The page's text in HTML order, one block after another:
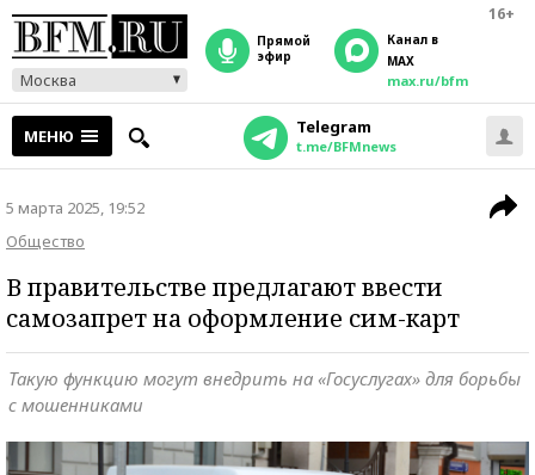
16+
Москва
прямой
эфир
Канал в
MAX
max.ru/bfm
МЕНЮ Telegram
t.me/BFMnews
5 марта 2025, 19:52
Общество
В правительстве предлагают ввести
самозапрет на оформление сим-карт
Такую функцию могут внедрить на «Госуслугах» для борьбы
с мошенниками